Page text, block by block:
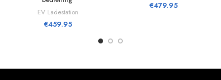
EV Ladestation
€459.95
€479.95